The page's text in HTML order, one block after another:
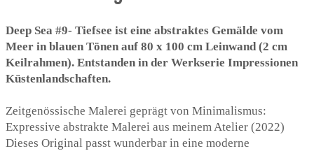
Deep Sea #9- Tiefsee ist eine abstraktes Gemälde vom
Meer in blauen Tönen auf 80 x 100 cm Leinwand (2 cm
Keilrahmen). Entstanden in der Werkserie Impressionen
Küstenlandschaften.
Zeitgenössische Malerei geprägt von Minimalismus:
Expressive abstrakte Malerei aus meinem Atelier (2022)
Dieses Original passt wunderbar in eine moderne